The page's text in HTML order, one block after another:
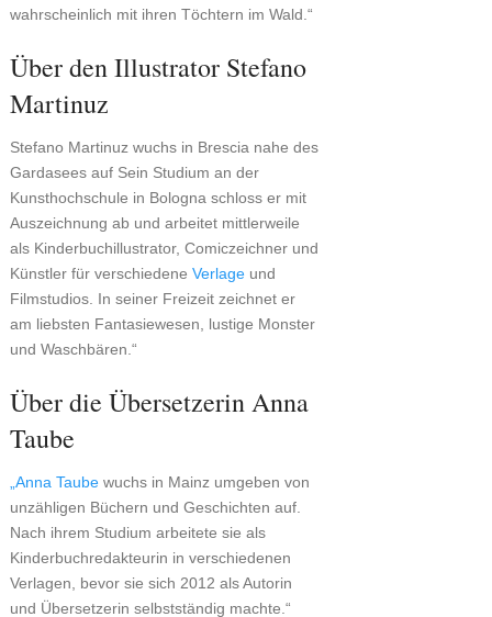
wahrscheinlich mit ihren Töchtern im Wald.“
Über den Illustrator Stefano
Martinuz
Stefano Martinuz wuchs in Brescia nahe des
Gardasees auf Sein Studium an der
Kunsthochschule in Bologna schloss er mit
Auszeichnung ab und arbeitet mittlerweile
als Kinderbuchillustrator, Comiczeichner und
Künstler für verschiedene Verlageund
Filmstudios. In seiner Freizeit zeichnet er
am liebsten Fantasiewesen, lustige Monster
und Waschbären.“
Über die Übersetzerin Anna
Taube
„Anna Taubewuchs in Mainz umgeben von
unzähligen Büchern und Geschichten auf.
Nach ihrem Studium arbeitete sie als
Kinderbuchredakteurin in verschiedenen
Verlagen, bevor sie sich 2012 als Autorin
und Übersetzerin selbstständig machte.“